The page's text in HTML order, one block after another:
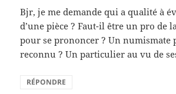
Bjr, je me demande qui a qualité à
d’une pièce ? Faut-il être un pro de
pour se prononcer ? Un numismate
reconnu ? Un particulier au vu de
RÉPONDRE